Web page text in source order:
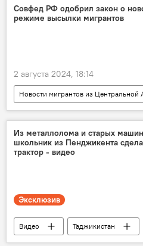
Центральная Азия
Совфед РФ одобрил закон о
режиме высылки мигрантов
2 августа 2024, 18:14
Новости мигрантов из Центральной
Миграция
Россия
Совет Федерации РФ
закон
Из металлолома и старых
школьник из Пенджикента
трактор - видео
Эксклюзив
Видео
Таджикистан
Наука и технологии